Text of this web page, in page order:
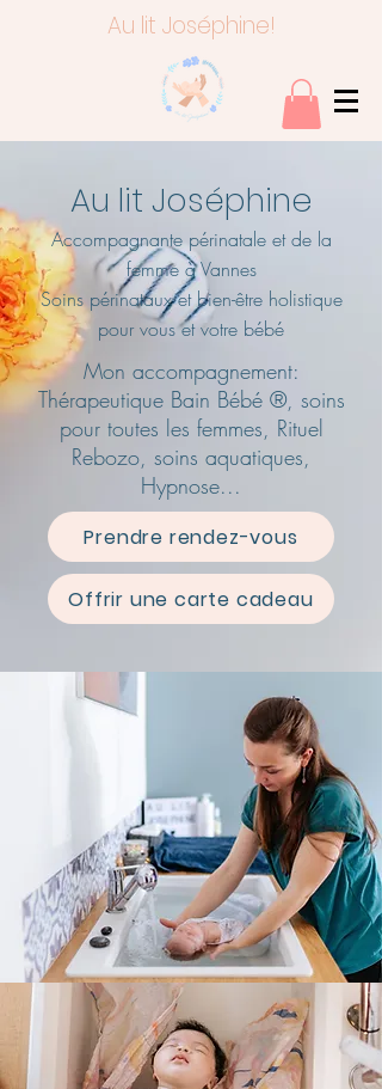
Au lit Joséphine!
Au lit Joséphine
Accompagnante périnatale et de la
femme à Vannes
Soins périnataux et bien-être holistique
pour vous et votre bébé
Mon accompagnement:
Thérapeutique Bain Bébé ®, soins
pour toutes les femmes, Rituel
Rebozo, soins aquatiques,
Hypnose...
Prendre rendez-vous
Offrir une carte cadeau